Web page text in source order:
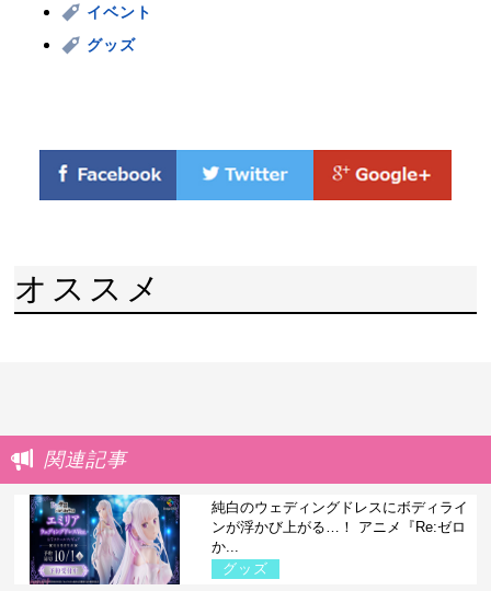
イベント
グッズ
オススメ
関連記事
純白のウェディングドレスにボディライ
ンが浮かび上がる…！ アニメ『Re:ゼロ
か...
グッズ